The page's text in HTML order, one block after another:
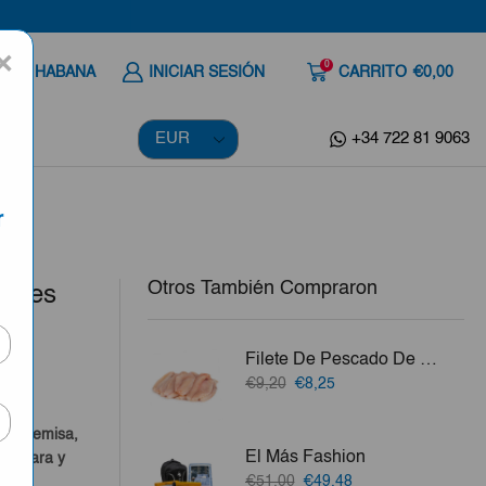
A LA HABANA INICIAR SESIÓN 0 CARRITO €0,00
+34 722 81 9063
Artemisa,
Clara y
Otros También Compraron
Filete De Pescado De Mar (Jurel, Aguají, Merluza, Perro O Bonito) 3lb
€9,20 El
€9,20.
€8,25El
€8,25.
El Más Fashion
€51,00 El
€49,48El